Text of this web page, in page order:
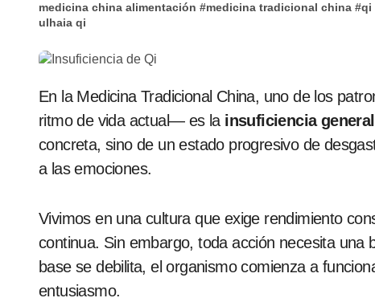
medicina china alimentación #medicina tradicional china #qi
ulhaia qi
En la Medicina Tradicional China, uno de los patrones más frecuentes —y más representativos del
ritmo de vida actual— es la insuficiencia
concreta, sino de un estado progresivo de
a las emociones.
Vivimos en una cultura que exige rendimiento
continua. Sin embargo, toda acción necesita
base se debilita, el organismo comienza a
entusiasmo.